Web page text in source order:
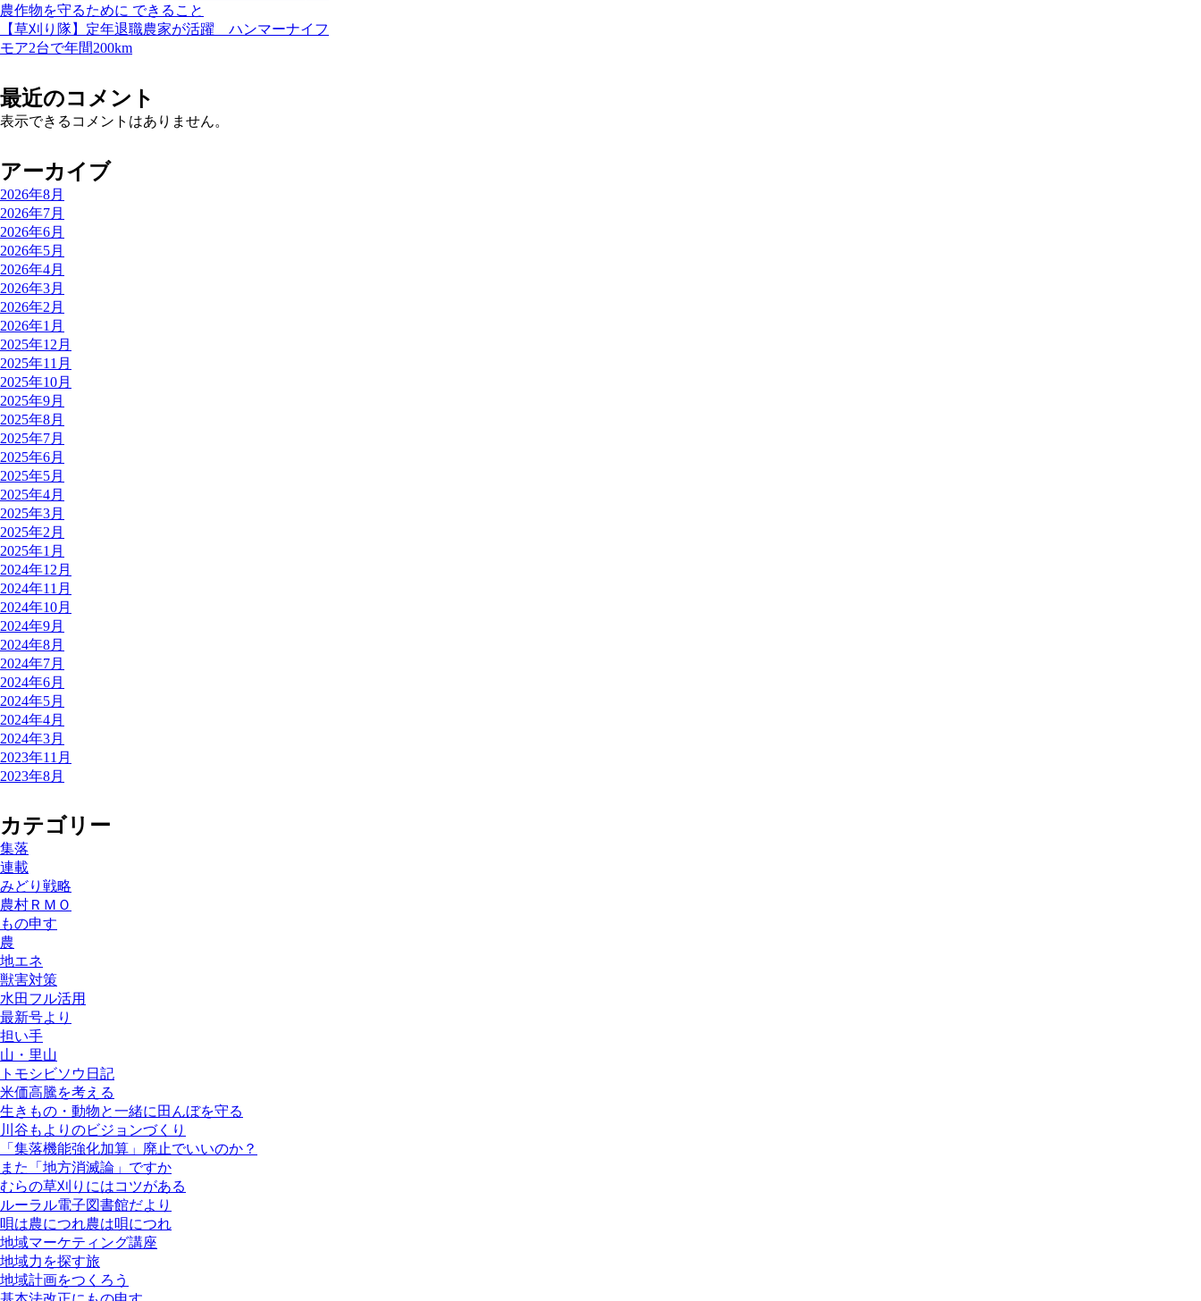
農作物を守るために できること
【草刈り隊】定年退職農家が活躍 ハンマーナイフ
モア2台で年間200km
最近のコメント
表示できるコメントはありません。
アーカイブ
2026年8月
2026年7月
2026年6月
2026年5月
2026年4月
2026年3月
2026年2月
2026年1月
2025年12月
2025年11月
2025年10月
2025年9月
2025年8月
2025年7月
2025年6月
2025年5月
2025年4月
2025年3月
2025年2月
2025年1月
2024年12月
2024年11月
2024年10月
2024年9月
2024年8月
2024年7月
2024年6月
2024年5月
2024年4月
2024年3月
2023年11月
2023年8月
カテゴリー
集落
連載
みどり戦略
農村ＲＭＯ
もの申す
農
地エネ
獣害対策
水田フル活用
最新号より
担い手
山・里山
トモシビソウ日記
米価高騰を考える
生きもの・動物と一緒に田んぼを守る
川谷もよりのビジョンづくり
「集落機能強化加算」廃止でいいのか？
また「地方消滅論」ですか
むらの草刈りにはコツがある
ルーラル電子図書館だより
唄は農につれ農は唄につれ
地域マーケティング講座
地域力を探す旅
地域計画をつくろう